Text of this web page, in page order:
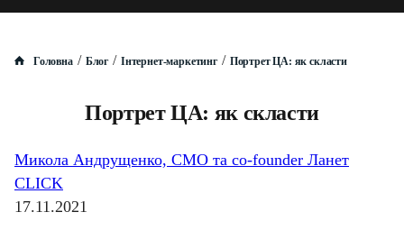
Головна / Блог / Інтернет-маркетинг / Портрет ЦА: як скласти
Портрет ЦА: як скласти
Микола Андрущенко, CMO та co-founder Ланет
CLICK
17.11.2021